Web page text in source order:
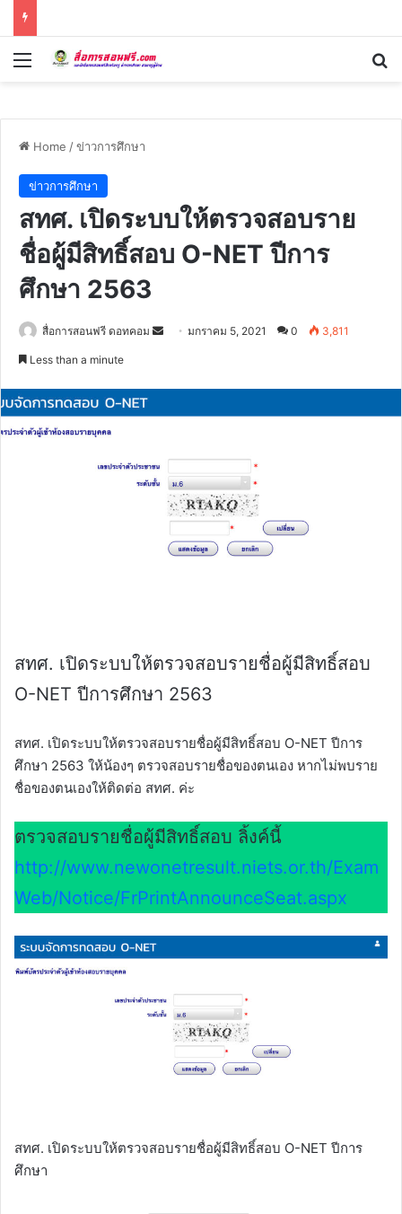
Menu
Home /ข่าวการศึกษา
ข่าวการศึกษา
สทศ. เปิดระบบให้ตรวจสอบราย
ชื่อผู้มีสิทธิ์สอบ O-NET ปีการ
ศึกษา 2563
สื่อการสอนฟรี ดอทคอม
Sendมกราคม 5, 2021 0 3,811
Less than a minute
สทศ. เปิดระบบให้ตรวจสอบรายชื่อผู้มีสิทธิ์สอบ
O-NET ปีการศึกษา 2563
สทศ. เปิดระบบให้ตรวจสอบรายชื่อผู้มีสิทธิ์สอบ O-NET ปีการ
ศึกษา 2563 ให้น้องๆ ตรวจสอบรายชื่อของตนเอง หากไม่พบราย
ชื่อของตนเองให้ติดต่อ สทศ. ค่ะ
ตรวจสอบรายชื่อผู้มีสิทธิ์สอบ ลิ้งค์นี้
http://www.newonetresult.niets.or.th/Exam
Web/Notice/FrPrintAnnounceSeat.aspx
สทศ. เปิดระบบให้ตรวจสอบรายชื่อผู้มีสิทธิ์สอบ O-NET ปีการ
ศึกษา